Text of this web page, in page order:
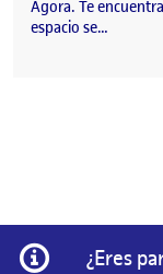
Ágora. Te
espacio se…
Información
¿Eres